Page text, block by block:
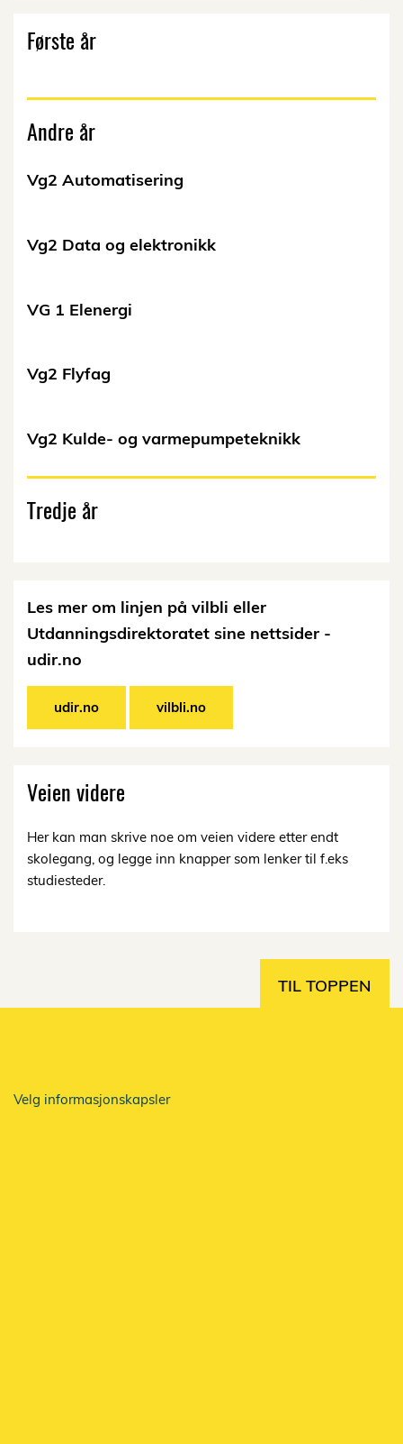
Første år
Andre år
Vg2 Automatisering
Vg2 Data og elektronikk
VG 1 Elenergi
Vg2 Flyfag
Vg2 Kulde- og varmepumpeteknikk
Tredje år
Les mer om linjen på vilbli eller
Utdanningsdirektoratet sine nettsider -
udir.no
udir.no vilbli.no
Veien videre
Her kan man skrive noe om veien videre etter endt
skolegang, og legge inn knapper som lenker til f.eks
studiesteder.
TIL TOPPEN
Velg informasjonskapsler